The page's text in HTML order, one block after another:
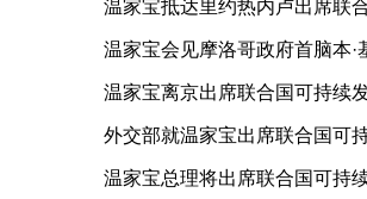
温家宝抵达里约热内卢出席联
温家宝会见摩洛哥政府首脑本·
温家宝离京出席联合国可持续
外交部就温家宝出席联合国可
温家宝总理将出席联合国可持